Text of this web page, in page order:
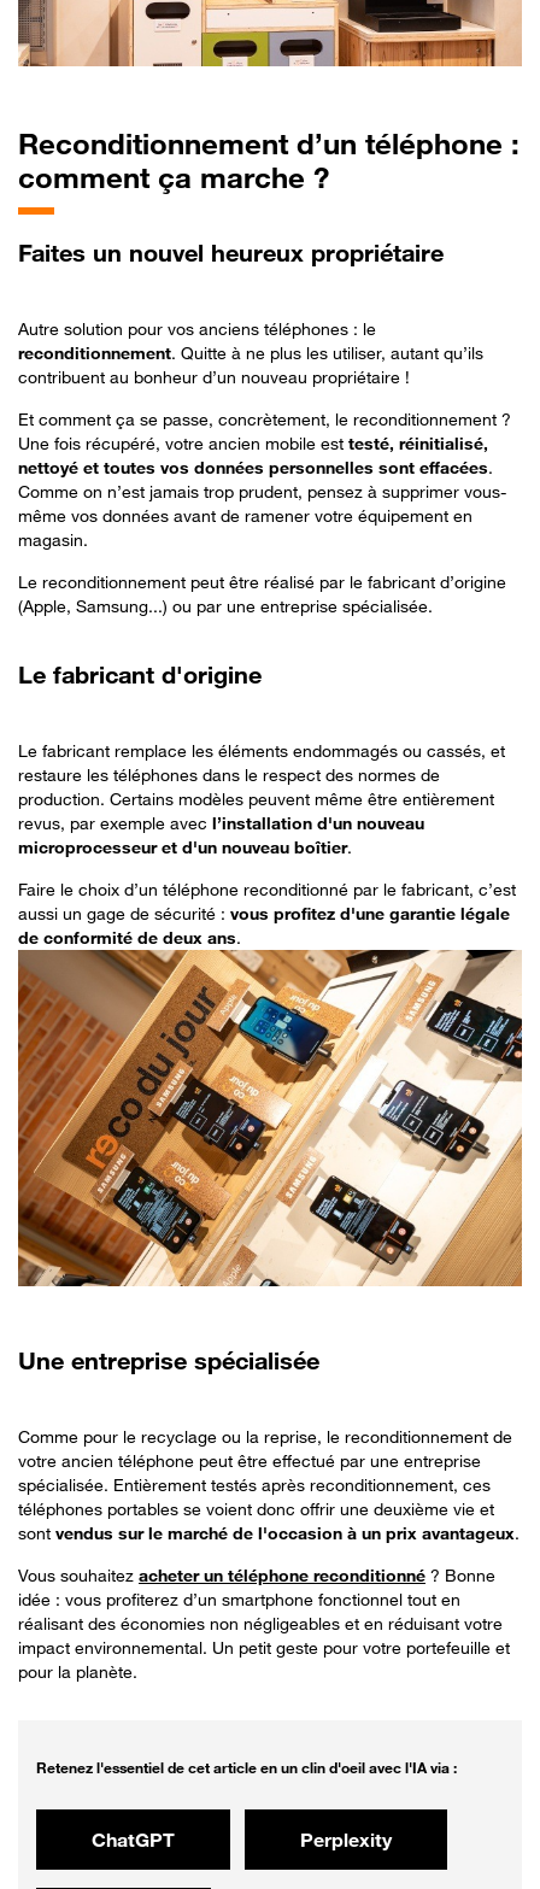
Reconditionnementd’un téléphone :
comment ça marche ?
Faites un nouvel heureux propriétaire
Autre solution pour vos anciens téléphones : le
reconditionnement. Quitte à ne plus les utiliser, autant qu’ils
contribuent au bonheur d’un nouveau propriétaire !
Et comment ça se passe, concrètement, le reconditionnement ?
Une fois récupéré, votre ancien mobile est testé, réinitialisé,
nettoyé et toutes vos données personnelles sont effacées.
Comme on n’est jamais trop prudent, pensez à supprimer vous-
même vos données avant de ramener votre équipement en
magasin.
Le reconditionnement peut être réalisé par le fabricant d’origine
(Apple, Samsung...) ou par une entreprise spécialisée.
Le fabricant d'origine
Le fabricant remplace les éléments endommagés ou cassés, et
restaure les téléphones dans le respect des normes de
production. Certains modèles peuvent même être entièrement
revus, par exemple avec l’installation d'un nouveau
microprocesseur et d'un nouveau boîtier.
Faire le choix d’un téléphone reconditionné par le fabricant, c’est
aussi un gage de sécurité : vous profitez d'une garantie légale
de conformité de deux ans.
Une entreprise spécialisée
Comme pour le recyclage ou la reprise, le reconditionnement de
votre ancien téléphone peut être effectué par une entreprise
spécialisée. Entièrement testés après reconditionnement, ces
téléphones portables se voient donc offrir une deuxième vie et
sont vendus sur le marché de l'occasion à un prix avantageux.
Vous souhaitez acheter un téléphone reconditionné ? Bonne
idée : vous profiterez d’un smartphone fonctionnel tout en
réalisant des économies non négligeables et en réduisant votre
impact environnemental. Un petit geste pour votre portefeuille et
pour la planète.
Retenez l'essentiel de cet article en un clin d'oeil avec l'IA via :
ChatGPT Perplexity